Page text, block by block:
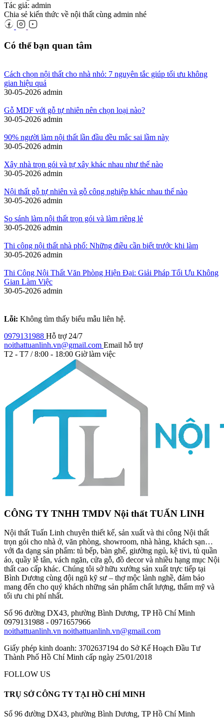
Tác giả: admin
Chia sẻ kiến thức về nội thất cùng admin nhé
Có thể bạn quan tâm
Cách chọn nội thất cho nhà nhỏ: 7 nguyên tắc giúp tối ưu không
gian hiệu quả
30-05-2026 admin
Gỗ MDF với gỗ tự nhiên nên chọn loại nào?
30-05-2026 admin
90% người làm nội thất lần đầu đều mắc sai lầm này
30-05-2026 admin
Xây nhà trọn gói và tự xây khác nhau như thế nào
30-05-2026 admin
Nội thất gỗ tự nhiên và gỗ công nghiệp khác nhau thế nào
30-05-2026 admin
So sánh làm nội thất trọn gói và làm riêng lẻ
30-05-2026 admin
Thi công nội thất nhà phố: Những điều cần biết trước khi làm
30-05-2026 admin
Thi Công Nội Thất Văn Phòng Hiện Đại: Giải Pháp Tối Ưu Không
Gian Làm Việc
30-05-2026 admin
Lỗi: Không tìm thấy biểu mẫu liên hệ.
0979131988 Hỗ trợ 24/7
noithattuanlinh.vn@gmail.com Email hỗ trợ
T2 - T7 / 8:00 - 18:00 Giờ làm việc
CÔNG TY TNHH TMDV Nội thất TUẤN LINH
Nội thất Tuấn Linh chuyên thiết kế, sản xuất và thi công Nội thất
trọn gói cho nhà ở, văn phòng, showroom, nhà hàng, khách sạn…
với đa dạng sản phẩm: tủ bếp, bàn ghế, giường ngủ, kệ tivi, tủ quần
áo, quầy lễ tân, vách ngăn, cửa gỗ, đồ decor và nhiều hạng mục Nội
thất cao cấp khác. Chúng tôi sở hữu xưởng sản xuất trực tiếp tại
Bình Dương cùng đội ngũ kỹ sư – thợ mộc lành nghề, đảm bảo
mang đến cho quý khách những sản phẩm chất lượng, thẩm mỹ và
tối ưu chi phí nhất.
Số 96 đường DX43, phường Bình Dương, TP Hồ Chí Minh
0979131988 - 0971657966
noithattuanlinh.vn noithattuanlinh.vn@gmail.com
Giấy phép kinh doanh: 3702637194 do Sở Kế Hoạch Đầu Tư
Thành Phố Hồ Chí Minh cấp ngày 25/01/2018
FOLLOW US
TRỤ SỞ CÔNG TY TẠI HỒ CHÍ MINH
Số 96 đường DX43, phường Bình Dương, TP Hồ Chí Minh